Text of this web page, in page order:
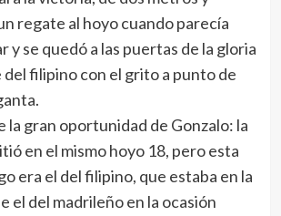
regate al hoyo cuando parecía
y se quedó a las puertas de la gloria
del filipino con el grito a punto de
la gran oportunidad de Gonzalo: la
en el mismo hoyo 18, pero esta
era el del filipino, que estaba en la
el del madrileño en la ocasión